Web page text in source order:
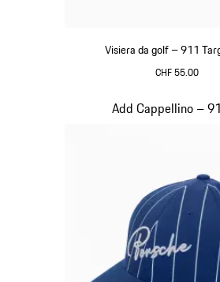
Visiera da golf – 911
CHF 55.00
Add Cappellino –